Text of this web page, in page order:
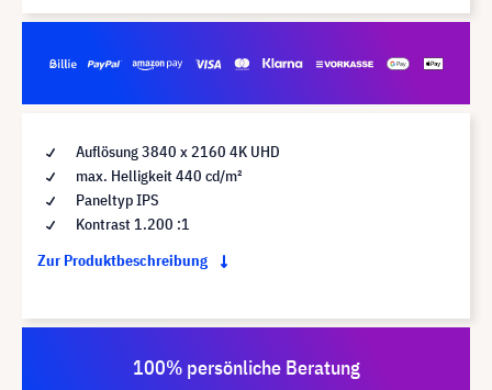
Auflösung 3840 x 2160 4K UHD
max. Helligkeit 440 cd/m²
Paneltyp IPS
Kontrast 1.200 :1
Zur Produktbeschreibung
100% persönliche Beratung